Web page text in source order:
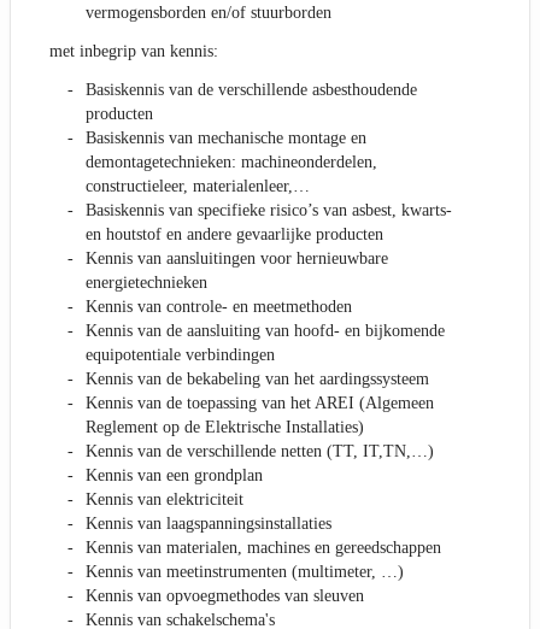
vermogensborden en/of stuurborden
met inbegrip van kennis:
Basiskennis van de verschillende asbesthoudende
producten
Basiskennis van mechanische montage en
demontagetechnieken: machineonderdelen,
constructieleer, materialenleer,…
Basiskennis van specifieke risico’s van asbest, kwarts-
en houtstof en andere gevaarlijke producten
Kennis van aansluitingen voor hernieuwbare
energietechnieken
Kennis van controle- en meetmethoden
Kennis van de aansluiting van hoofd- en bijkomende
equipotentiale verbindingen
Kennis van de bekabeling van het aardingssysteem
Kennis van de toepassing van het AREI (Algemeen
Reglement op de Elektrische Installaties)
Kennis van de verschillende netten (TT, IT,TN,…)
Kennis van een grondplan
Kennis van elektriciteit
Kennis van laagspanningsinstallaties
Kennis van materialen, machines en gereedschappen
Kennis van meetinstrumenten (multimeter, …)
Kennis van opvoegmethodes van sleuven
Kennis van schakelschema's